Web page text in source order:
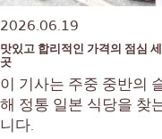
2026.06.19
맛있고 합리적인 가격의 점심
곳
이 기사는 주중 중반의
해 정통 일본 식당을 찾
니다.